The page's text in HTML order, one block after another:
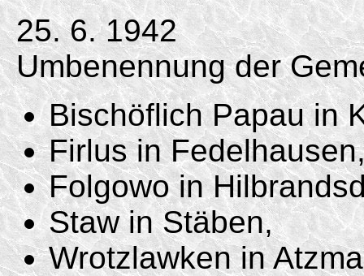
25. 6. 1942
Umbenennung der
Bischöflich Papau in
Firlus in
Folgowo in
Staw in Stäben,
Wrotzlawken in